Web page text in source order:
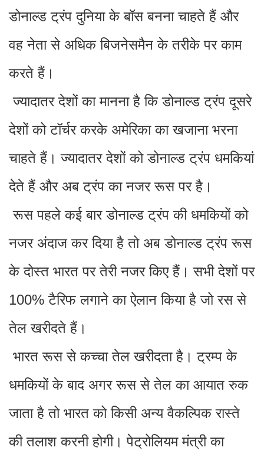
डोनाल्ड ट्रंप दुनिया के बॉस बनना चाहते हैं और
वह नेता से अधिक बिजनेसमैन के तरीके पर काम
करते हैं।
ज्यादातर देशों का मानना है कि डोनाल्ड ट्रंप दूसरे
देशों को टॉर्चर करके अमेरिका का खजाना भरना
चाहते हैं। ज्यादातर देशों को डोनाल्ड ट्रंप धमकियां
देते हैं और अब ट्रंप का नजर रूस पर है।
रूस पहले कई बार डोनाल्ड ट्रंप की धमकियों को
नजर अंदाज कर दिया है तो अब डोनाल्ड ट्रंप रूस
के दोस्त भारत पर तेरी नजर किए हैं। सभी देशों पर
100% टैरिफ लगाने का ऐलान किया है जो रस से
तेल खरीदते हैं।
भारत रूस से कच्चा तेल खरीदता है। ट्रम्प के
धमकियों के बाद अगर रूस से तेल का आयात रुक
जाता है तो भारत को किसी अन्य वैकल्पिक रास्ते
की तलाश करनी होगी। पेट्रोलियम मंत्री का